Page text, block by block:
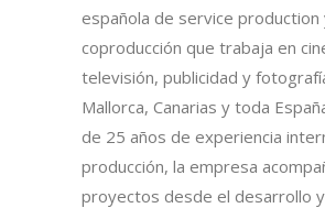
española de service production
coproducción que trabaja en
televisión, publicidad y
Mallorca, Canarias y toda
de 25 años de experiencia
producción, la empresa
proyectos desde el desarrollo